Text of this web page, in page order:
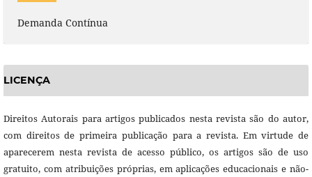
Demanda Contínua
LICENÇA
Direitos Autorais para artigos publicados nesta revista são do autor,
com direitos de primeira publicação para a revista. Em virtude de
aparecerem nesta revista de acesso público, os artigos são de uso
gratuito, com atribuições próprias, em aplicações educacionais e não-